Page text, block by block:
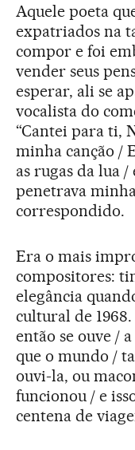
Aquele poeta
expatriados na
compor e foi
vender seus
esperar, ali se
vocalista do
“Cantei para ti,
minha canção /
as rugas da lua
penetrava
correspondido.
Era o mais
compositores:
elegância
cultural de
então se ouve /
que o mundo /
ouvi-la, ou
funcionou / e
centena de